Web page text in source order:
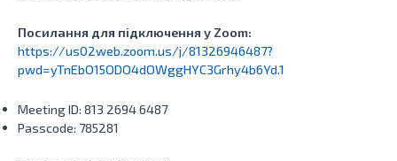
Посилання для підключення у Zoom:
https://us02web.zoom.us/j/81326946487?
pwd=yTnEbO15ODO4dOWggHYC3Grhy4b6Yd.1
Meeting ID: 813 2694 6487
Passcode: 785281